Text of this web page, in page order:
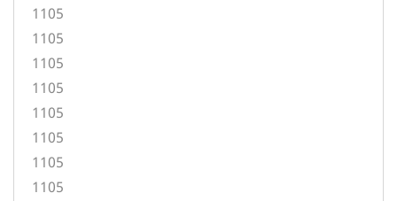
1105
1105
1105
1105
1105
1105
1105
1105